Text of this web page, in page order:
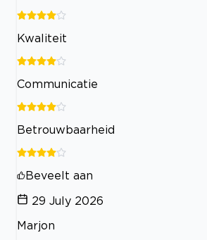
Kwaliteit
Communicatie
Betrouwbaarheid
Beveelt aan
29 July 2026
Marjon